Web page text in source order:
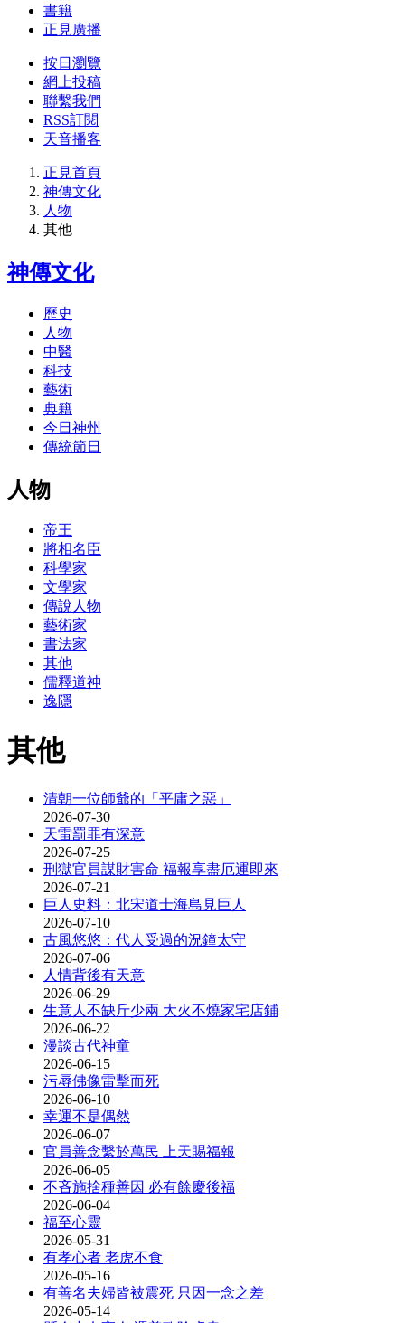
書籍
正見廣播
按日瀏覽
網上投稿
聯繫我們
RSS訂閱
天音播客
正見首頁
神傳文化
人物
其他
神傳文化
歷史
人物
中醫
科技
藝術
典籍
今日神州
傳統節日
人物
帝王
將相名臣
科學家
文學家
傳說人物
藝術家
書法家
其他
儒釋道神
逸隱
其他
清朝一位師爺的「平庸之惡」
2026-07-30
天雷罰罪有深意
2026-07-25
刑獄官員謀財害命 福報享盡厄運即來
2026-07-21
巨人史料：北宋道士海島見巨人
2026-07-10
古風悠悠：代人受過的況鐘太守
2026-07-06
人情背後有天意
2026-06-29
生意人不缺斤少兩 大火不燒家宅店鋪
2026-06-22
漫談古代神童
2026-06-15
污辱佛像雷擊而死
2026-06-10
幸運不是偶然
2026-06-07
官員善念繫於萬民 上天賜福報
2026-06-05
不吝施捨種善因 必有餘慶後福
2026-06-04
福至心靈
2026-05-31
有孝心者 老虎不食
2026-05-16
有善名夫婦皆被震死 只因一念之差
2026-05-14